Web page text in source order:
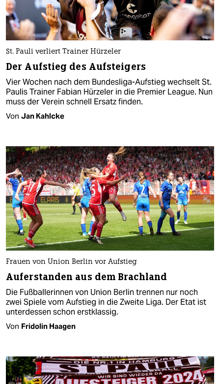
St. Pauli verliert Trainer Hürzeler
Der Aufstieg des Aufsteigers
Vier Wochen nach dem Bundesliga-Aufstieg wechselt St.
Paulis Trainer Fabian Hürzeler in die Premier League. Nun
muss der Verein schnell Ersatz finden.
Von Jan Kahlcke
Frauen von Union Berlin vor Aufstieg
Auferstanden aus dem Brachland
Die Fußballerinnen von Union Berlin trennen nur noch
zwei Spiele vom Aufstieg in die Zweite Liga. Der Etat ist
unterdessen schon erstklassig.
Von Fridolin Haagen